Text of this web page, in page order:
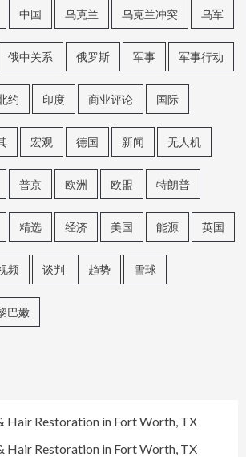
中国 乌克兰 乌克兰冲突 乌军
俄中关系 俄罗斯 军事 军事行动
约 印度 商业评论 国际
宏观 德国 新闻 无人机
普京 欧洲 欧盟 特朗普
精选 经济 美国 能源 英国
频 谈判 趋势 雪球
巴嫩
Hair Restoration in Fort Worth, TX
Hair Restoration in Fort Worth, TX